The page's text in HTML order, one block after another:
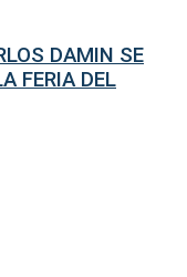
DAMIN SE
FERIA DEL